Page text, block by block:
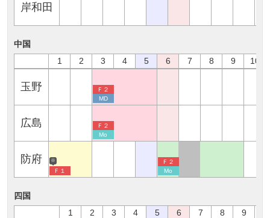
岸和田
中国
1
2 3 4 5 6 7 8 9 10
玉野
Ｆ２
MD
広島
Ｆ２
Mo
防府 ※
Ｆ１
Ｆ２
Mo
四国
1
2 3 4 5 6 7 8 9